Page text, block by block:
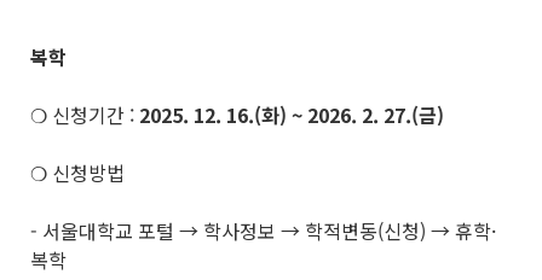
복학
❍ 신청기간 : 2025. 12. 16.(화) ~ 2026. 2. 27.(금)
❍ 신청방법
- 서울대학교 포털 → 학사정보 → 학적변동(신청) → 휴학·
복학